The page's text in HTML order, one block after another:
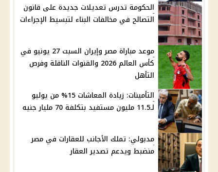
الحكومة تدرس تعديلات جديدة على قانون
التصالح في مخالفات البناء لتبسيط الإجراءات
موعد مباراة مصر وإيران السبت 27 يونيو في
كأس العالم 2026 والقنوات الناقلة وفرص
التأهل
التأمينات: زيادة المعاشات 15% من يوليو
لـ11.5 مليون مستفيد بتكلفة 70 مليار جنيه
مدبولي: تملك الأجانب للعقارات في مصر
منضبط ويدعم تصدير العقار